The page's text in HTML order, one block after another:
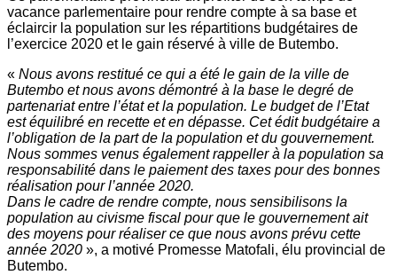
vacance parlementaire pour rendre compte à sa base et
éclaircir la population sur les répartitions budgétaires de
l’exercice 2020 et le gain réservé à ville de Butembo.
« Nous avons restitué ce qui a été le gain de la ville de
Butembo et nous avons démontré à la base le degré de
partenariat entre l’état et la population. Le budget de l’Etat
est équilibré en recette et en dépasse. Cet édit budgétaire a
l’obligation de la part de la population et du gouvernement.
Nous sommes venus également rappeller à la population sa
responsabilité dans le paiement des taxes pour des bonnes
réalisation pour l’année 2020.
Dans le cadre de rendre compte, nous sensibilisons la
population au civisme fiscal pour que le gouvernement ait
des moyens pour réaliser ce que nous avons prévu cette
année 2020 », a motivé Promesse Matofali, élu provincial de
Butembo.